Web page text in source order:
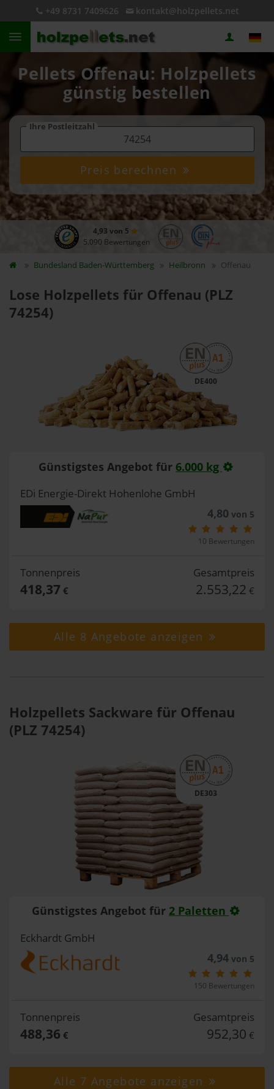
+49 8731 7409626 kontakt@holzpellets.net
Pellets Offenau: Holzpellets
günstig bestellen
Ihre Postleitzahl
Preis berechnen
4,93 von 5
5.090 Bewertungen
Bundesland Baden-Württemberg Heilbronn Offenau
Lose Holzpellets für Offenau (PLZ
74254)
DE400
Günstigstes Angebot für 6.000 kg
EDi Energie-Direkt Hohenlohe GmbH
4,80 von 5
10 Bewertungen
Tonnenpreis
418,37 €
Gesamtpreis
2.553,22 €
Alle 8 Angebote anzeigen
Holzpellets Sackware für Offenau
(PLZ 74254)
DE303
Günstigstes Angebot für 2 Paletten
Eckhardt GmbH
4,94von 5
150 Bewertungen
Tonnenpreis
488,36 €
Gesamtpreis
952,30 €
Alle 7 Angebote anzeigen